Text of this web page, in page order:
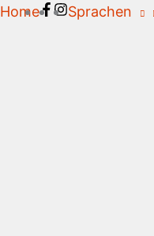
Home Sprachen